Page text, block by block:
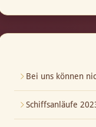
Bei uns können
Schiffsanläufe